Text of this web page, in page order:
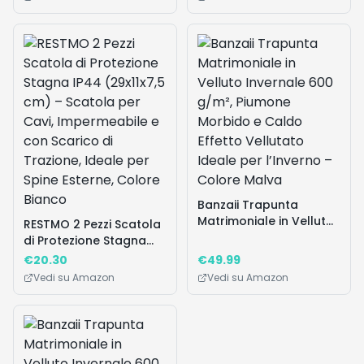
Banzaii Trapunta
Matrimoniale in Velluto
Invernale 600 g/m²,
Piumone Morbido e
Caldo Effetto Vellutato
Ideale per l’Inverno –
Colore Antracite
€49.99
Vedi su Amazon
Domande frequenti
Le pantofole Bill 0020 sono disponibili in altri
colori oltre al nero?
La spedizione è coperta da Amazon Prime?
Qual è la politica di reso per queste pantofole?